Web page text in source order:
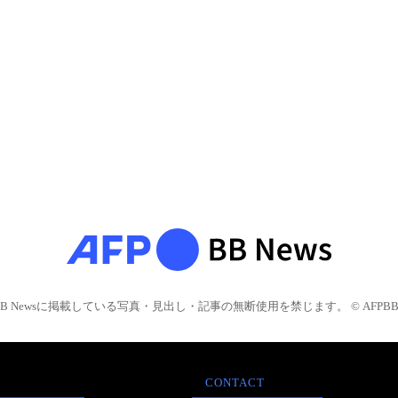
Newsに掲載している写真・見出し・記事の無断使用を禁じます。 © AFPBB
CONTACT